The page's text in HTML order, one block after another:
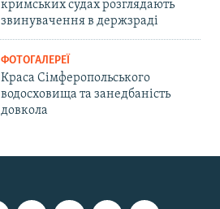
кримських судах розглядають
звинувачення в держзраді
ФОТОГАЛЕРЕЇ
Краса Сімферопольського
водосховища та занедбаність
довкола